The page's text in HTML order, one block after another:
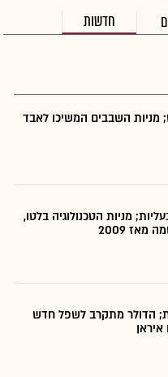
חדשות
מניות השבבים המשיכו לאבד
מניות הטכנולוגיה בלטו,
2009
הדולר מתקרב לשפל חדש